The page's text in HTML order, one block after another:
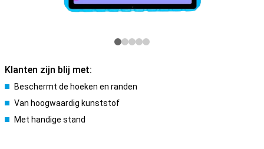
Klanten zijn blij met:
Beschermt de hoeken en randen
Van hoogwaardig kunststof
Met handige stand